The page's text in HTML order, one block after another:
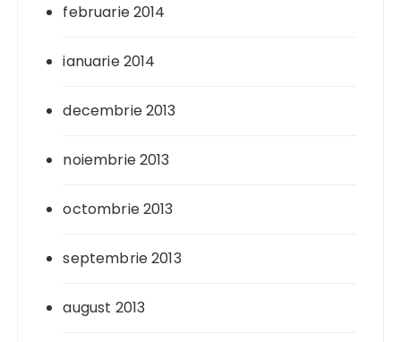
februarie 2014
ianuarie 2014
decembrie 2013
noiembrie 2013
octombrie 2013
septembrie 2013
august 2013